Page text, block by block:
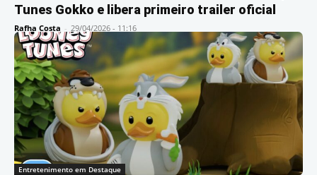
Tunes Gokko e libera primeiro trailer oficial
Rafha Costa - 29/04/2026 - 11:16
Entretenimento em Destaque